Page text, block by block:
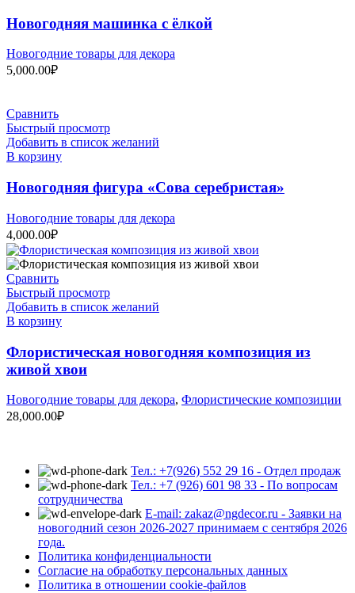
Новогодняя машинка с ёлкой
Новогодние товары для декора
5,000.00₽
Сравнить
Быстрый просмотр
Добавить в список желаний
В корзину
Новогодняя фигура «Сова серебристая»
Новогодние товары для декора
4,000.00₽
Сравнить
Быстрый просмотр
Добавить в список желаний
В корзину
Флористическая новогодняя композиция из
живой хвои
Новогодние товары для декора, Флористические композиции
28,000.00₽
Тел.: +7(926) 552 29 16 - Отдел продаж
Тел.: +7 (926) 601 98 33 - По вопросам
сотрудничества
E-mail: zakaz@ngdecor.ru - Заявки на
новогодний сезон 2026-2027 принимаем с сентября 2026
года.
Политика конфиденциальности
Согласие на обработку персональных данных
Политика в отношении cookie-файлов